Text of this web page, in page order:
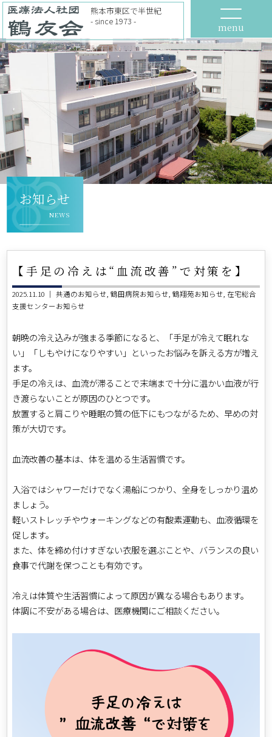
menu
熊本市東区で半世紀
- since 1973 -
お知らせ
NEWS
【手足の冷えは“血流改善”で対策を】
2025.11.10 ｜共通のお知らせ 鶴田病院お知らせ 鶴翔苑お知らせ 在宅総合
支援センターお知らせ
朝晩の冷え込みが強まる季節になると、「手足が冷えて眠れな
い」「しもやけになりやすい」といったお悩みを訴える方が増え
ます。
手足の冷えは、血流が滞ることで末端まで十分に温かい血液が行
き渡らないことが原因のひとつです。
放置すると肩こりや睡眠の質の低下にもつながるため、早めの対
策が大切です。
血流改善の基本は、体を温める生活習慣です。
入浴ではシャワーだけでなく湯船につかり、全身をしっかり温め
ましょう。
軽いストレッチやウォーキングなどの有酸素運動も、血液循環を
促します。
また、体を締め付けすぎない衣服を選ぶことや、バランスの良い
食事で代謝を保つことも有効です。
冷えは体質や生活習慣によって原因が異なる場合もあります。
体調に不安がある場合は、医療機関にご相談ください。